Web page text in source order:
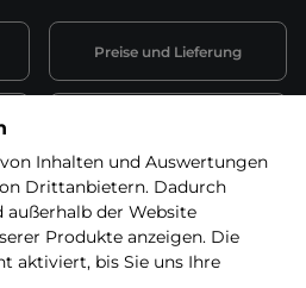
Preise und Lieferung
Batterieentsorgung
Widerruf erklären
Inhalten und Auswertungen
Drittanbietern. Dadurch
außerhalb der Website
Produkte anzeigen. Die
aktiviert, bis Sie uns Ihre